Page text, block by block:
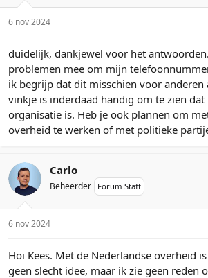
n
n
:
6 nov 2024
duidelijk, dankjewel voor het
problemen mee om mijn
ik begrijp dat dit misschien voor anderen
vinkje is inderdaad handig om te zien dat
organisatie is. Heb je ook plannen om
overheid te werken of met politieke
Carlo
Beheerder Forum Staff
6 nov 2024
Hoi Kees. Met de Nederlandse overheid
geen slecht idee, maar ik zie geen reden